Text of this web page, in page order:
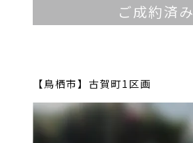
ご成約済み
【鳥栖市】古賀町1区画